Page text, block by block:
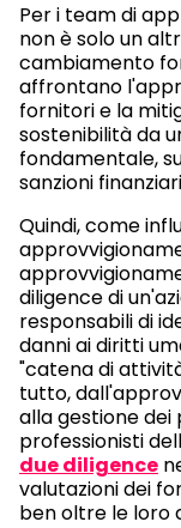
Per i team di
non è solo un
cambiamento
affrontano
fornitori e la
sostenibilità da
fondamentale,
sanzioni
Quindi, come
diligence di
responsabili di
danni ai diritti
"catena di
tutto,
alla gestione dei
professionisti
due diligence
valutazioni dei
ben oltre le loro